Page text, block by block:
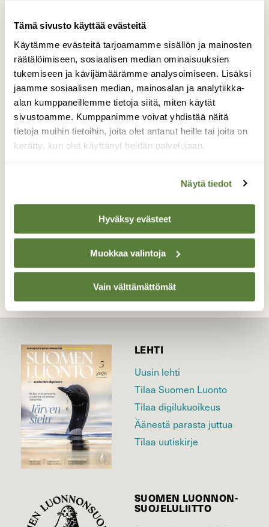
Tämä sivusto käyttää evästeitä
Käytämme evästeitä tarjoamamme sisällön ja mainosten
räätälöimiseen, sosiaalisen median ominaisuuksien
tukemiseen ja kävijämäärämme analysoimiseen. Lisäksi
jaamme sosiaalisen median, mainosalan ja analytiikka-
alan kumppaneillemme tietoja siitä, miten käytät
sivustoamme. Kumppanimme voivat yhdistää näitä
tietoja muihin tietoihin, joita olet antanut heille tai joita on
kerätty, kun olet käyttänyt heidän palvelujaan.
Näytä tiedot
Hyväksy evästeet
Muokkaa valintoja
Vain välttämättömät
Lumikorento
Aiemmin lähettämässäni kuvassa oli tämä
sama pomppiva "ötökkä" kuilun partaalla.
Nyt tälle minun uudelle tuttavuudelle on
varmistunut nimeksi lumikorento. Tampere
Valokuvaaja: Tarja Porkkala, Tampere 6.2.2015
TAKAISIN LISTAAN
LEHTI
Uusin lehti
Tilaa Suomen Luonto
Tilaa digilukuoikeus
Äänestä parasta juttua
Tilaa uutiskirje
SUOMEN LUONNON­
SUOJELU­LIITTO